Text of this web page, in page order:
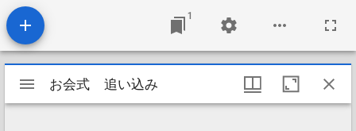
1
Mirador
ビ
お会式 追い込み
お会式 追い込み